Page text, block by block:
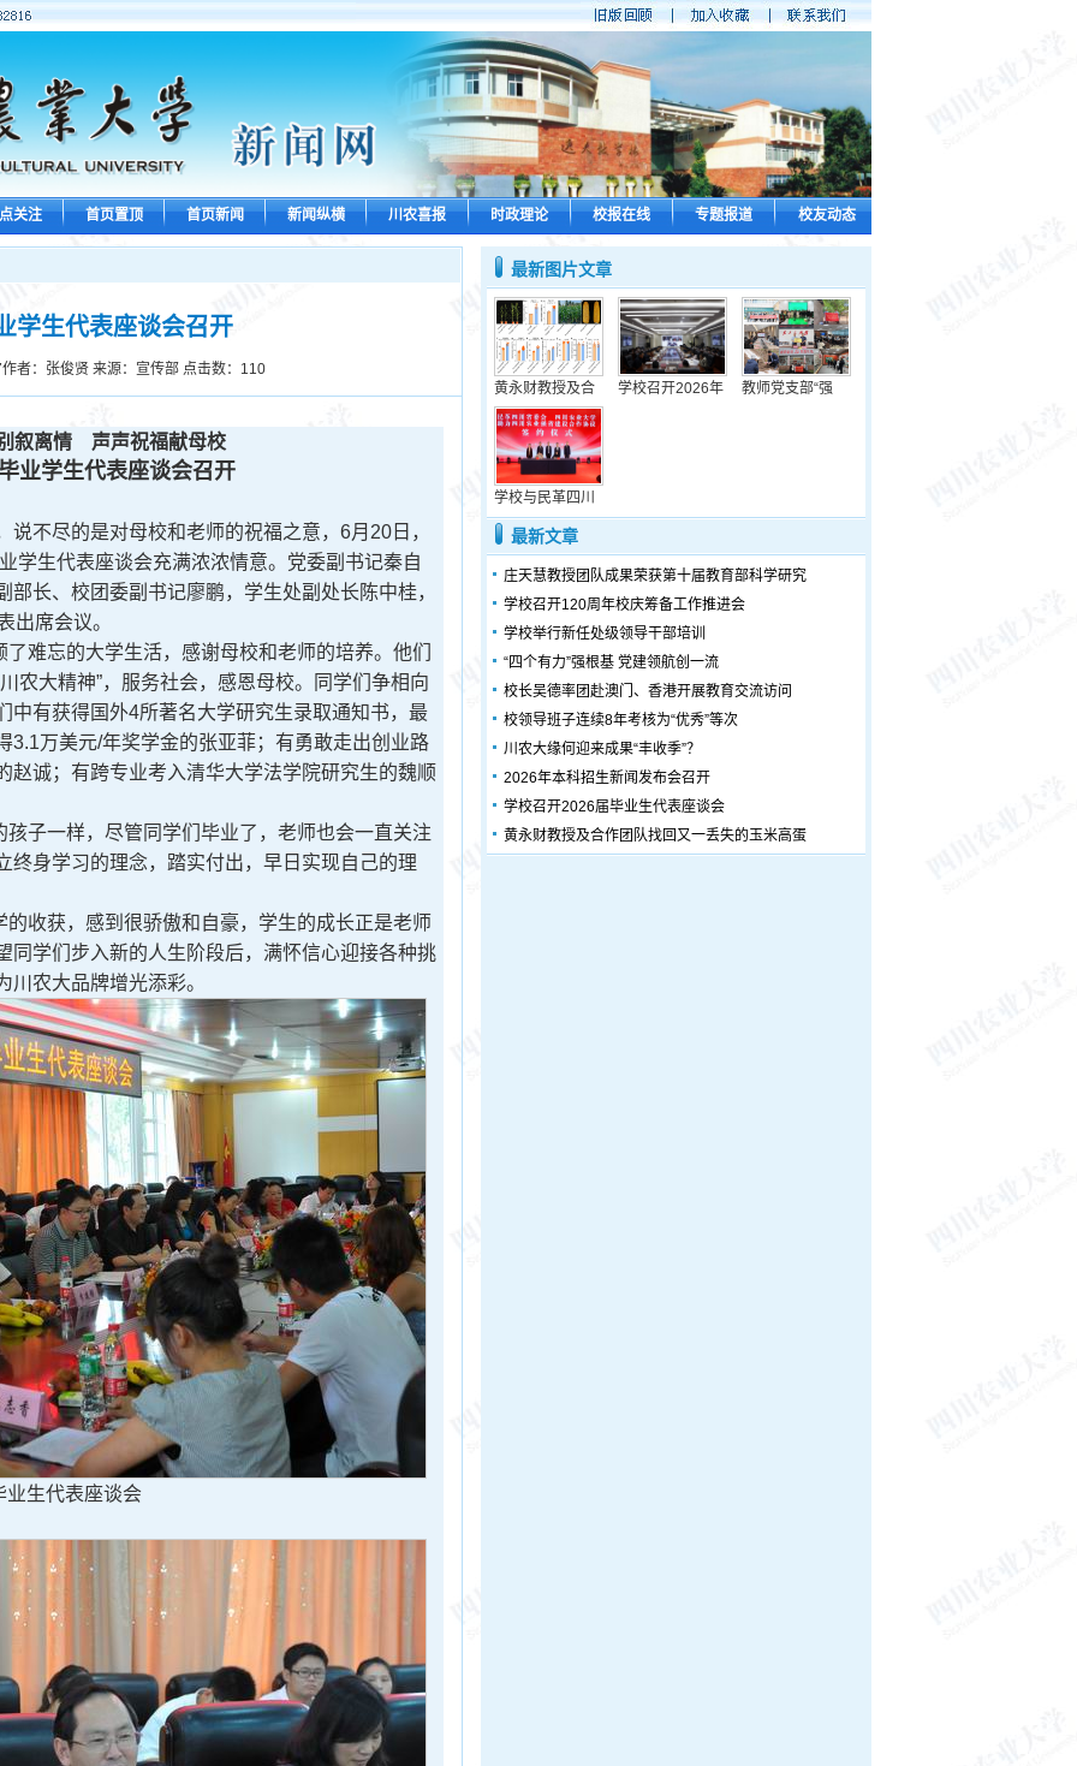
关注 首页置顶 首页新闻 新闻纵横 川农喜报 时政理论 校报在线 专题报道 校友动态
学生代表座谈会召开
作者：张俊贤 来源：宣传部 点击数： 110
叙离情 声声祝福献母校
业学生代表座谈会召开
不尽的是对母校和老师的祝福之意，6月20日，
学生代表座谈会充满浓浓情意。党委副书记秦自
长、校团委副书记廖鹏，学生处副处长陈中桂，
出席会议。
难忘的大学生活，感谢母校和老师的培养。他们
农大精神”，服务社会，感恩母校。同学们争相向
中有获得国外4所著名大学研究生录取通知书，最
3.1万美元/年奖学金的张亚菲；有勇敢走出创业路
赵诚；有跨专业考入清华大学法学院研究生的魏顺
子一样，尽管同学们毕业了，老师也会一直关注
终身学习的理念，踏实付出，早日实现自己的理
收获，感到很骄傲和自豪，学生的成长正是老师
同学们步入新的人生阶段后，满怀信心迎接各种挑
农大品牌增光添彩。
业生代表座谈会
最新图片文章
黄永财教授及合 学校召开2026年 教师党支部“强
学校与民革四川
最新文章
庄天慧教授团队成果荣获第十届教育部科学研究
学校召开120周年校庆筹备工作推进会
学校举行新任处级领导干部培训
“四个有力”强根基 党建领航创一流
校长吴德率团赴澳门、香港开展教育交流访问
校领导班子连续8年考核为“优秀”等次
川农大缘何迎来成果“丰收季”？
2026年本科招生新闻发布会召开
学校召开2026届毕业生代表座谈会
黄永财教授及合作团队找回又一丢失的玉米高蛋